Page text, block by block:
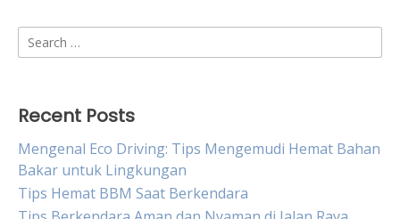
Search
for:
Recent Posts
Mengenal Eco Driving: Tips Mengemudi Hemat Bahan
Bakar untuk Lingkungan
Tips Hemat BBM Saat Berkendara